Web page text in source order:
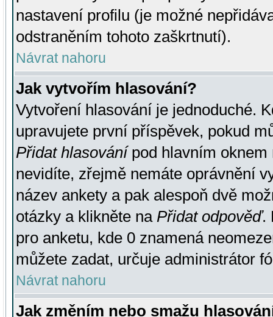
nastavení profilu (je možné
odstraněním tohoto zaškrtnutí).
Návrat nahoru
Jak vytvořím hlasování?
Vytvoření hlasování je jednoduché.
upravujete první příspěvek, pokud
Přidat hlasovánípod hlavním oknem
nevidíte, zřejmě nemáte oprávnění
název ankety a pak alespoň dvě
otázky a klikněte na Přidat odpověď.
pro anketu, kde 0 znamená
můžete zadat, určuje administrátor
Návrat nahoru
Jak změním nebo smažu